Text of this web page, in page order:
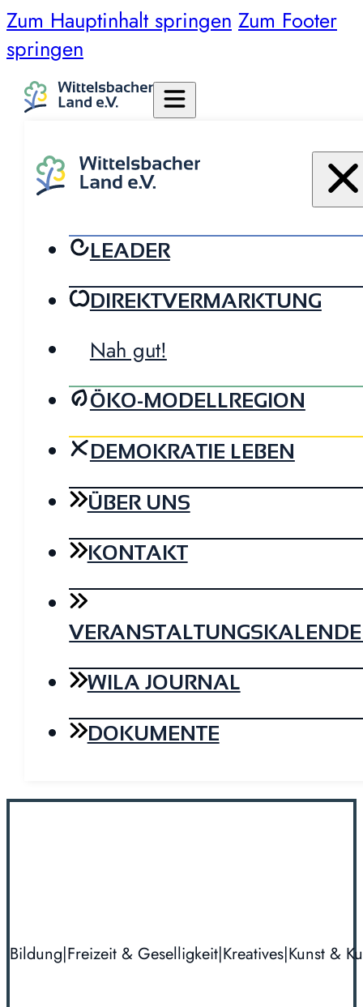
Zum Hauptinhalt springen Zum Footer
springen
LEADER
DIREKTVERMARKTUNG
Nah gut!
ÖKO-MODELLREGION
DEMOKRATIE LEBEN
ÜBER UNS
KONTAKT
WILA JOURNAL
DOKUMENTE
Bildung|Freizeit & Geselligkeit|Kreatives|Kunst &